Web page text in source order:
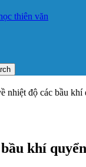
thiên văn
nhiệt độ các bầu khí
khí